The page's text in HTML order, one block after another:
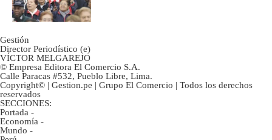
Gestión
Director Periodístico (e)
VÍCTOR MELGAREJO
© Empresa Editora El Comercio S.A.
Calle Paracas #532, Pueblo Libre, Lima.
Copyright© | Gestion.pe | Grupo El Comercio | Todos los derechos
reservados
SECCIONES:
Portada -
Economía -
Mundo -